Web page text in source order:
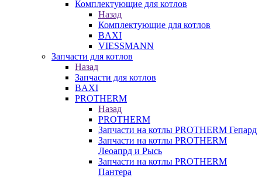
Комплектующие для котлов
Назад
Комплектующие для котлов
BAXI
VIESSMANN
Запчасти для котлов
Назад
Запчасти для котлов
BAXI
PROTHERM
Назад
PROTHERM
Запчасти на котлы PROTHERM Гепард
Запчасти на котлы PROTHERM
Леоапрд и Рысь
Запчасти на котлы PROTHERM
Пантера